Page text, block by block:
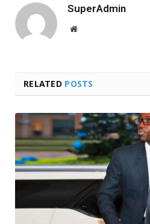
SuperAdmin
Website
RELATED POSTS